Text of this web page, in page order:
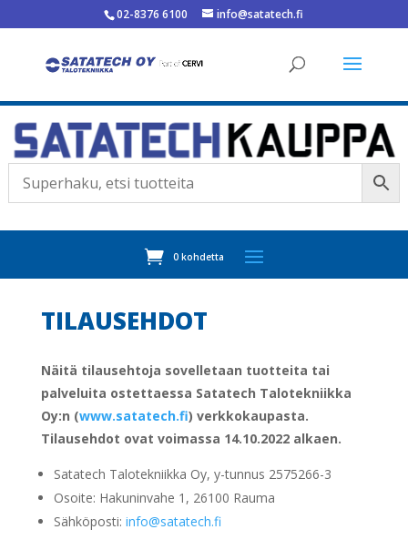
02-8376 6100 info@satatech.fi
0 kohdetta
TILAUSEHDOT
Näitä tilausehtoja sovelletaan tuotteita tai
palveluita ostettaessa Satatech Talotekniikka
Oy:n (www.satatech.fi) verkkokaupasta.
Tilausehdot ovat voimassa 14.10.2022 alkaen.
Satatech Talotekniikka Oy, y-tunnus 2575266-3
Osoite: Hakuninvahe 1, 26100 Rauma
Sähköposti: info@satatech.fi